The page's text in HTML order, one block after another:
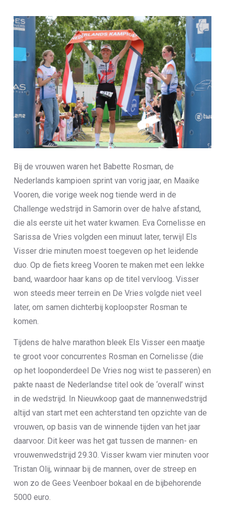
Bij de vrouwen waren het Babette Rosman, de
Nederlands kampioen sprint van vorig jaar, en Maaike
Vooren, die vorige week nog tiende werd in de
Challenge wedstrijd in Samorin over de halve afstand,
die als eerste uit het water kwamen. Eva Cornelisse en
Sarissa de Vries volgden een minuut later, terwijl Els
Visser drie minuten moest toegeven op het leidende
duo. Op de fiets kreeg Vooren te maken met een lekke
band, waardoor haar kans op de titel vervloog. Visser
won steeds meer terrein en De Vries volgde niet veel
later, om samen dichterbij koploopster Rosman te
komen.
Tijdens de halve marathon bleek Els Visser een maatje
te groot voor concurrentes Rosman en Cornelisse (die
op het looponderdeel De Vries nog wist te passeren) en
pakte naast de Nederlandse titel ook de ‘overall’ winst
in de wedstrijd. In Nieuwkoop gaat de mannenwedstrijd
altijd van start met een achterstand ten opzichte van de
vrouwen, op basis van de winnende tijden van het jaar
daarvoor. Dit keer was het gat tussen de mannen- en
vrouwenwedstrijd 29.30. Visser kwam vier minuten voor
Tristan Olij, winnaar bij de mannen, over de streep en
won zo de Gees Veenboer bokaal en de bijbehorende
5000 euro.